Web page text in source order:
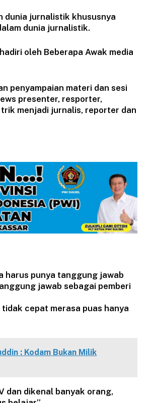
dunia jurnalistik khususnya
dunia jurnalistik.
oleh Beberapa Awak media
penyampaian materi dan sesi
presenter, resporter,
menjadi jurnalis, reporter dan
harus punya tanggung jawab
jawab sebagai pemberi
cepat merasa puas hanya
: Kodam Bukan Milik
dan dikenal banyak orang,